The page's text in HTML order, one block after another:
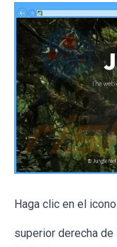
Haga clic en el
superior derecha